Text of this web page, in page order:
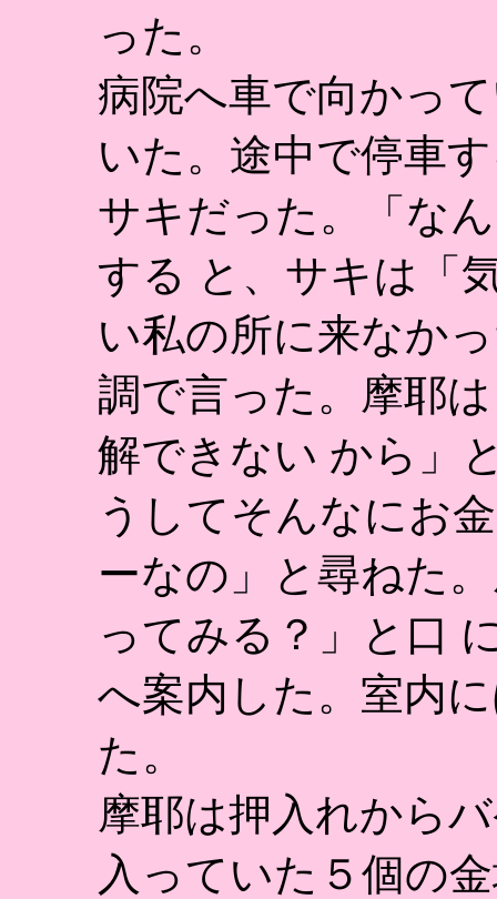
った。
病院へ車で向かっ
いた。途中で停車
サキだった。「な
する と、サキは「
い私の所に来なか
調で言った。摩耶
解できない から」
うしてそんなにお
ーなの」と尋ねた
ってみる？」と口
へ案内した。室内
た。
摩耶は押入れから
入っていた５個の